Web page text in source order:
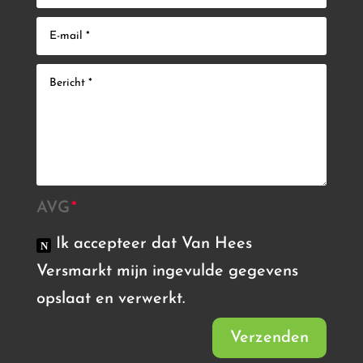
AVG
Ik accepteer dat Van Hees
Versmarkt mijn ingevulde gegevens
opslaat en verwerkt.
Verzenden